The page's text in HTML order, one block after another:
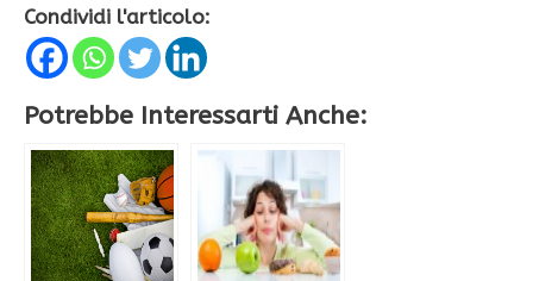
Condividi l'articolo:
Potrebbe Interessarti Anche: